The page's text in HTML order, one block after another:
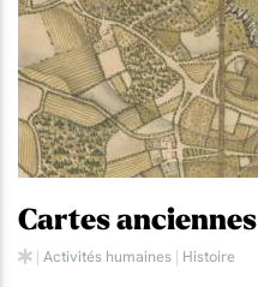
Cartes anciennes
| Activités humaines | Histoire